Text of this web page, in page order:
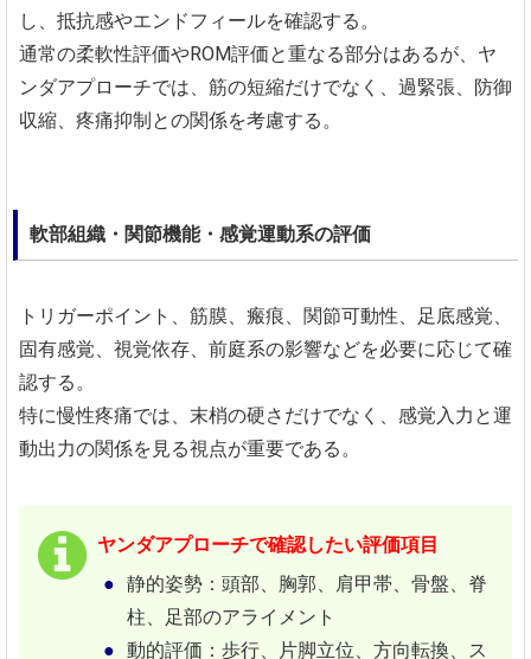
し、抵抗感やエンドフィールを確認する。
通常の柔軟性評価やROM評価と重なる部分はあるが、ヤ
ンダアプローチでは、筋の短縮だけでなく、過緊張、防御
収縮、疼痛抑制との関係を考慮する。
軟部組織・関節機能・感覚運動系の評価
トリガーポイント、筋膜、瘢痕、関節可動性、足底感覚、
固有感覚、視覚依存、前庭系の影響などを必要に応じて確
認する。
特に慢性疼痛では、末梢の硬さだけでなく、感覚入力と運
動出力の関係を見る視点が重要である。
ヤンダアプローチで確認したい評価項目
静的姿勢：頭部、胸郭、肩甲帯、骨盤、脊
柱、足部のアライメント
動的評価：歩行、片脚立位、方向転換、ス